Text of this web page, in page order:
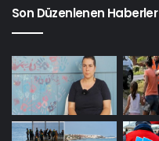
Son Düzenlenen Haberler